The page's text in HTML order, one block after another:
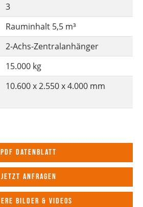
3
Rauminhalt 5,5 m³
2-Achs-Zentralanhänger
15.000 kg
10.600 x 2.550 x 4.000 mm
PDF Datenblatt
Jetzt anfragen
Bilder & Videos